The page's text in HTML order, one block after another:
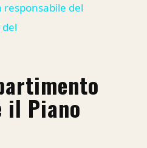
responsabile del
il Piano